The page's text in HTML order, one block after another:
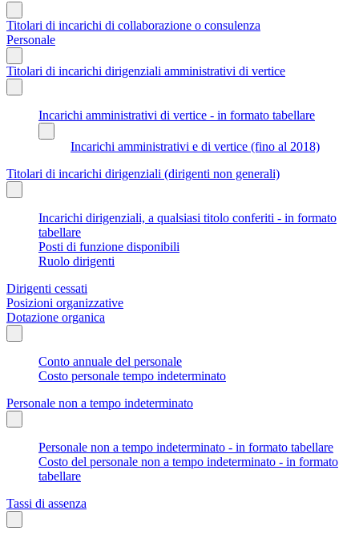
Titolari di incarichi di collaborazione o consulenza
Personale
Titolari di incarichi dirigenziali amministrativi di vertice
Incarichi amministrativi di vertice - in formato tabellare
Incarichi amministrativi e di vertice (fino al 2018)
Titolari di incarichi dirigenziali (dirigenti non generali)
Incarichi dirigenziali, a qualsiasi titolo conferiti - in formato
tabellare
Posti di funzione disponibili
Ruolo dirigenti
Dirigenti cessati
Posizioni organizzative
Dotazione organica
Conto annuale del personale
Costo personale tempo indeterminato
Personale non a tempo indeterminato
Personale non a tempo indeterminato - in formato tabellare
Costo del personale non a tempo indeterminato - in formato
tabellare
Tassi di assenza